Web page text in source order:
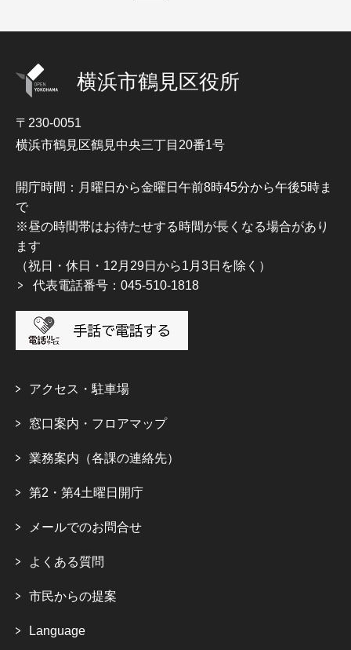
横浜市鶴見区役所
〒230-0051
横浜市鶴見区鶴見中央三丁目20番1号
開庁時間：月曜日から金曜日午前8時45分から午後5時ま
で
※昼の時間帯はお待たせする時間が長くなる場合があり
ます
（祝日・休日・12月29日から1月3日を除く）
代表電話番号：045-510-1818
アクセス・駐車場
窓口案内・フロアマップ
業務案内（各課の連絡先）
第2・第4土曜日開庁
メールでのお問合せ
よくある質問
市民からの提案
Language